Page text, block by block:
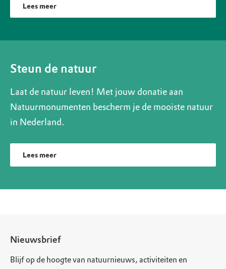
Lees meer
Steun de natuur
Laat de natuur leven! Met jouw donatie aan
Natuurmonumenten bescherm je de mooiste natuur
in Nederland.
Lees meer
Nieuwsbrief
Blijf op de hoogte van natuurnieuws, activiteiten en